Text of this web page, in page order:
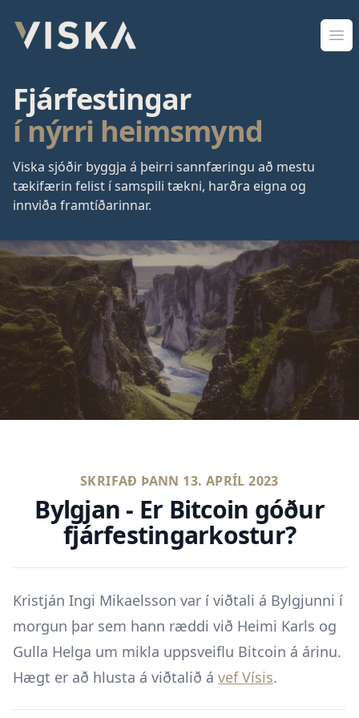
Viska Sjóðir
Fjárfestingar
í nýrri heimsmynd
Viska sjóðir byggja á þeirri sannfæringu að mestu
tækifærin felist í samspili tækni, harðra eigna og
innviða framtíðarinnar.
SKRIFAÐ ÞANN 13. APRÍL 2023
Bylgjan - Er Bitcoin góður
fjárfestingarkostur?
Kristján Ingi Mikaelsson var í viðtali á Bylgjunni í
morgun þar sem hann ræddi við Heimi Karls og
Gulla Helga um mikla uppsveiflu Bitcoin á árinu.
Hægt er að hlusta á viðtalið á vef Vísis.